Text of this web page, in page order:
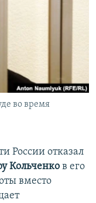
во время
России отказал
Кольченко в его
вместо